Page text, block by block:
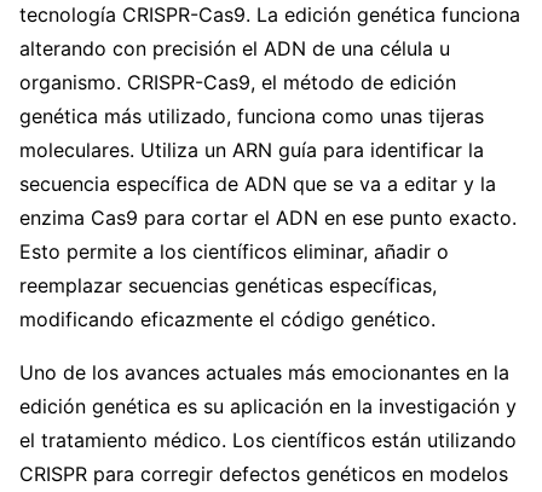
tecnología CRISPR-Cas9. La edición genética funciona
alterando con precisión el ADN de una célula u
organismo. CRISPR-Cas9, el método de edición
genética más utilizado, funciona como unas tijeras
moleculares. Utiliza un ARN guía para identificar la
secuencia específica de ADN que se va a editar y la
enzima Cas9 para cortar el ADN en ese punto exacto.
Esto permite a los científicos eliminar, añadir o
reemplazar secuencias genéticas específicas,
modificando eficazmente el código genético.
Uno de los avances actuales más emocionantes en la
edición genética es su aplicación en la investigación y
el tratamiento médico. Los científicos están utilizando
CRISPR para corregir defectos genéticos en modelos